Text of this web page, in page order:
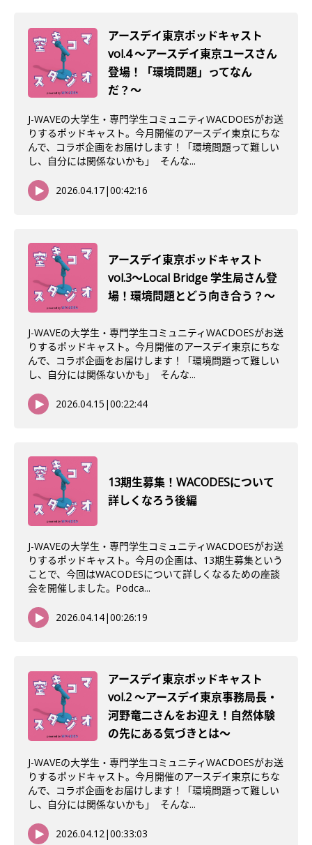
アースデイ東京ポッドキャスト
vol.4 〜アースデイ東京ユースさん
登場！「環境問題」ってなん
だ？〜
J-WAVEの大学生・専門学生コミュニティWACDOESがお送
りするポッドキャスト。今月開催のアースデイ東京にちな
んで、コラボ企画をお届けします！「環境問題って難しい
し、自分には関係ないかも」 そんな...
2026.04.17|00:42:16
アースデイ東京ポッドキャスト
vol.3〜Local Bridge 学生局さん登
場！環境問題とどう向き合う？〜
J-WAVEの大学生・専門学生コミュニティWACDOESがお送
りするポッドキャスト。今月開催のアースデイ東京にちな
んで、コラボ企画をお届けします！「環境問題って難しい
し、自分には関係ないかも」 そんな...
2026.04.15 |00:22:44
13期生募集！WACODESについて
詳しくなろう後編
J-WAVEの大学生・専門学生コミュニティWACDOESがお送
りするポッドキャスト。今月の企画は、13期生募集という
ことで、今回はWACODESについて詳しくなるための座談
会を開催しました。Podca...
2026.04.14|00:26:19
アースデイ東京ポッドキャスト
vol.2 〜アースデイ東京事務局長・
河野竜二さんをお迎え！自然体験
の先にある気づきとは〜
J-WAVEの大学生・専門学生コミュニティWACDOESがお送
りするポッドキャスト。今月開催のアースデイ東京にちな
んで、コラボ企画をお届けします！「環境問題って難しい
し、自分には関係ないかも」 そんな...
2026.04.12|00:33:03